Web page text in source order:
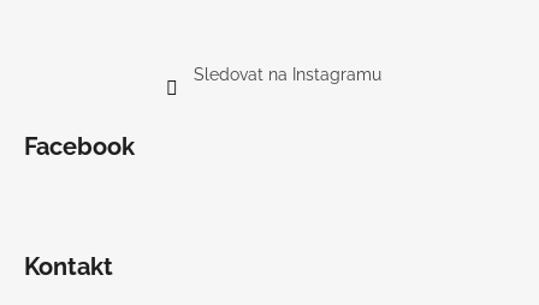
Sledovat na Instagramu
Facebook
Kontakt